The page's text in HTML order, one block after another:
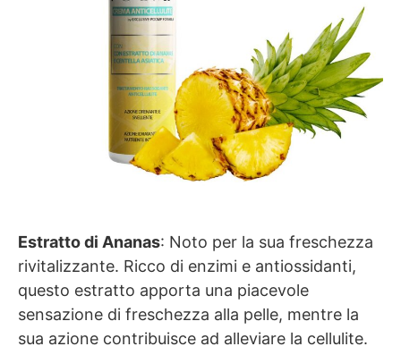
Estratto di Ananas: Noto per la sua freschezza
rivitalizzante. Ricco di enzimi e antiossidanti,
questo estratto apporta una piacevole
sensazione di freschezza alla pelle, mentre la
sua azione contribuisce ad alleviare la cellulite.